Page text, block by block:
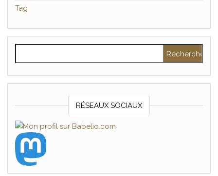
Tag
RÉSEAUX SOCIAUX